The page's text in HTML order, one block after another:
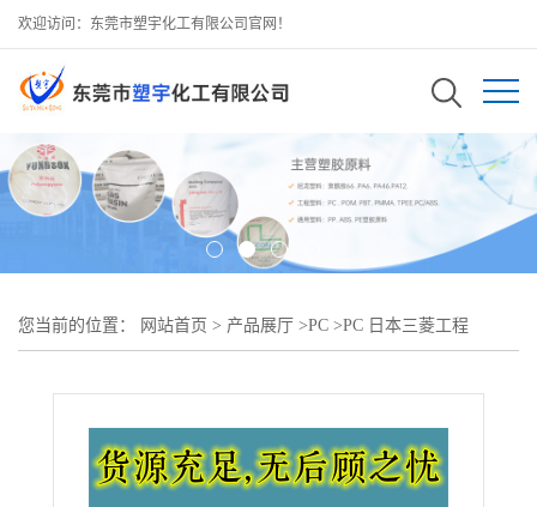
欢迎访问：东莞市塑宇化工有限公司官网！
您当前的位置： 网站首页 > 产品展厅 >PC >PC 日本三菱工程